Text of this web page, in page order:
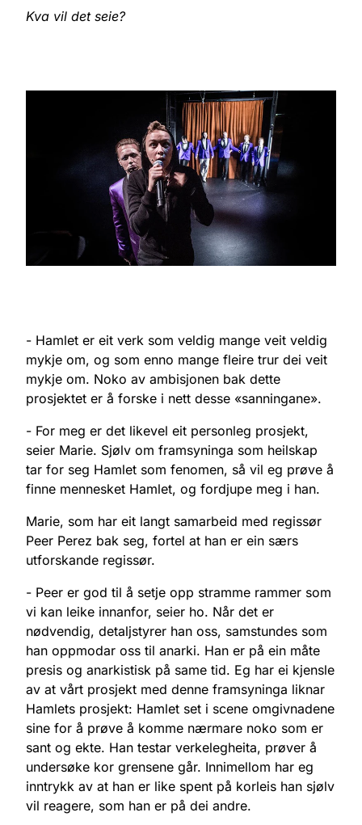
Kva vil det seie?
- Hamlet er eit verk som veldig mange veit veldig
mykje om, og som enno mange fleire trur dei veit
mykje om. Noko av ambisjonen bak dette
prosjektet er å forske i nett desse «sanningane».
- For meg er det likevel eit personleg prosjekt,
seier Marie. Sjølv om framsyninga som heilskap
tar for seg Hamlet som fenomen, så vil eg prøve å
finne mennesket Hamlet, og fordjupe meg i han.
Marie, som har eit langt samarbeid med regissør
Peer Perez bak seg, fortel at han er ein særs
utforskande regissør.
- Peer er god til å setje opp stramme rammer som
vi kan leike innanfor, seier ho. Når det er
nødvendig, detaljstyrer han oss, samstundes som
han oppmodar oss til anarki. Han er på ein måte
presis og anarkistisk på same tid. Eg har ei kjensle
av at vårt prosjekt med denne framsyninga liknar
Hamlets prosjekt: Hamlet set i scene omgivnadene
sine for å prøve å komme nærmare noko som er
sant og ekte. Han testar verkelegheita, prøver å
undersøke kor grensene går. Innimellom har eg
inntrykk av at han er like spent på korleis han sjølv
vil reagere, som han er på dei andre.